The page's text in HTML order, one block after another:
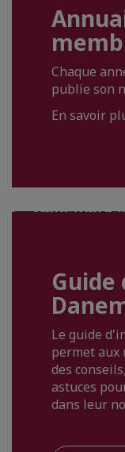
Chaque
publie son
En savoir
Le guide
permet aux
des
astuces
dans leur